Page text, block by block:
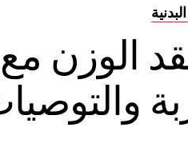
الوزن مع